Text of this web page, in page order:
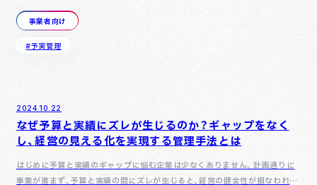
用に課題を感じており、その結果、経営目標の達成が難しくな…
事業者向け
#予実管理
2024.10.22
なぜ予算と実績にズレが生じるのか？ギャップをなく
し、経営の見える化を実現する管理手法とは
はじめに予算と実績のギャップに悩む企業は少なくありません。計画通りに
事業が進まず、予算と実績の間にズレが生じると、経営の健全性が損なわれ、